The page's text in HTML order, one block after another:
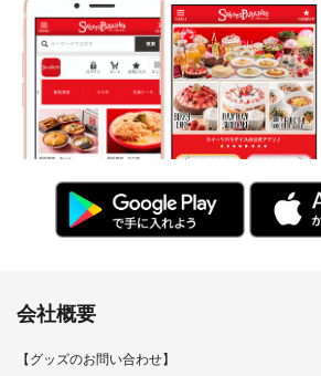
会社概要
【グッズのお問い合わせ】